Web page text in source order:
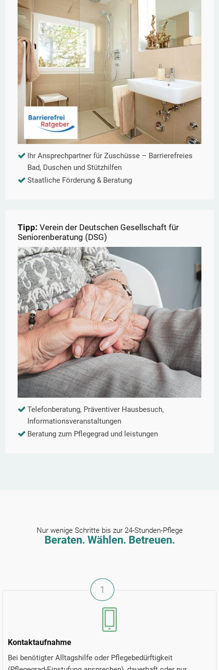
Ihr Ansprechpartner für Zuschüsse – Barrierefreies
Bad, Duschen und Stützhilfen
Staatliche Förderung & Beratung
Tipp: Verein der Deutschen Gesellschaft für
Seniorenberatung (DSG)
Telefonberatung, Präventiver Hausbesuch,
Informationsveranstaltungen
Beratung zum Pflegegrad und leistungen
Nur wenige Schritte bis zur 24-Stunden-Pflege
Beraten. Wählen. Betreuen.
Kontaktaufnahme
Bei benötigter Alltagshilfe oder Pflegebedürftigkeit
1